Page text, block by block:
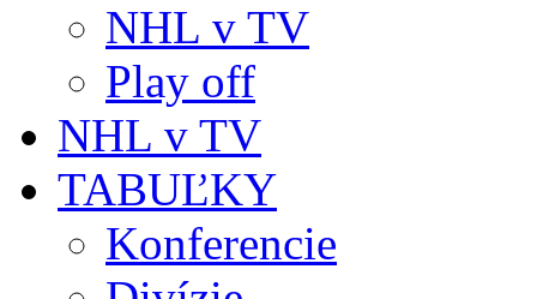
NHL v TV
Play off
NHL v TV
TABUĽKY
Konferencie